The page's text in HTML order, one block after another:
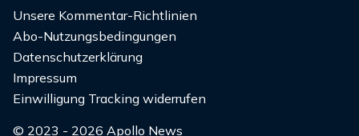
Unsere Kommentar-Richtlinien
Abo-Nutzungsbedingungen
Datenschutzerklärung
Impressum
Einwilligung Tracking widerrufen
© 2023 - 2026 Apollo News